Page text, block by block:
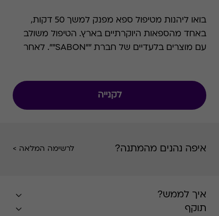
בואו ליהנות מטיפול ספא מפנק למשך 50 דקות,
באחד מהספאות היוקרתיים בארץ. הטיפול משולב
עם מוצרים בלעדיים של חברת ""SABON"". לאחר
בכל ימי הפעילות בתיאום מראש ובכפוף לזמינות
לקנייה
איפה נהנים מהמתנה? לרשימה המלאה >
איך לממש?
תוקף